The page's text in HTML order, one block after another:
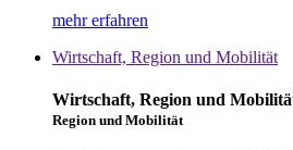
mehr erfahren
Wirtschaft, Region und Mobilität
Wirtschaft, Region und
Region und Mobilität